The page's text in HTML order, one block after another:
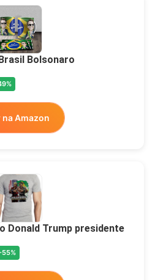
Xícara Bolsonaro
Deus Acima De
Todos
Ver no MERCADO
LIVRE
Bolsonaro
na Amazon
Donald Trump presidente
55%